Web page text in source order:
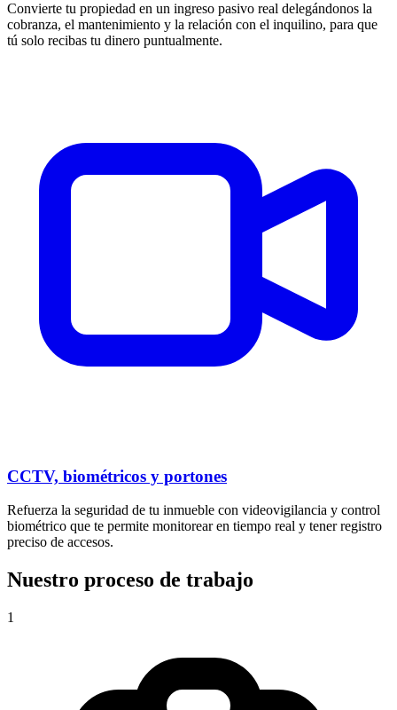
Convierte tu propiedad en un ingreso pasivo real delegándonos la
cobranza, el mantenimiento y la relación con el inquilino, para que
tú solo recibas tu dinero puntualmente.
CCTV, biométricos y portones
Refuerza la seguridad de tu inmueble con videovigilancia y control
biométrico que te permite monitorear en tiempo real y tener registro
preciso de accesos.
Nuestro proceso de trabajo
1